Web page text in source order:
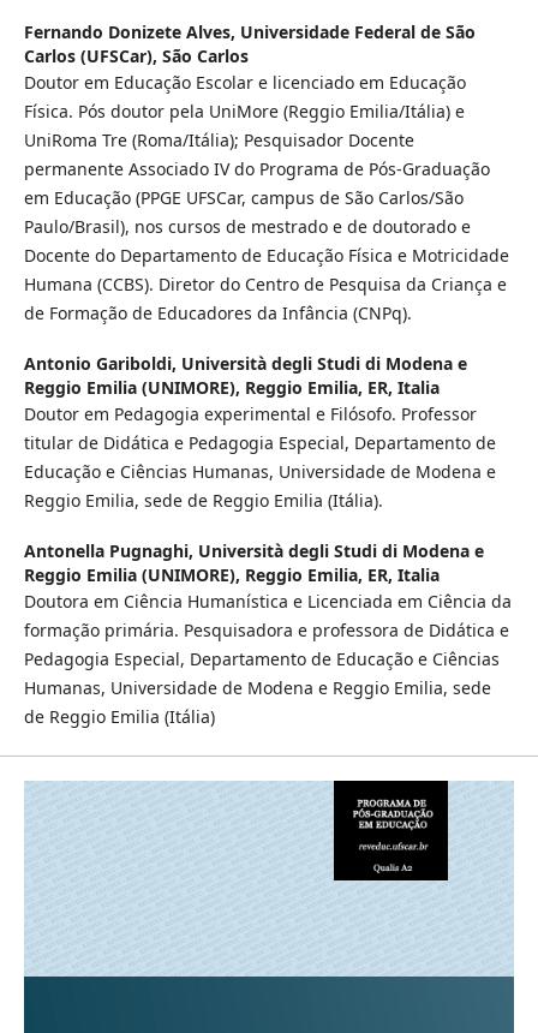
Fernando Donizete Alves, Universidade Federal de São
Carlos (UFSCar), São Carlos
Doutor em Educação Escolar e licenciado em Educação
Física. Pós doutor pela UniMore (Reggio Emilia/Itália) e
UniRoma Tre (Roma/Itália); Pesquisador Docente
permanente Associado IV do Programa de Pós-Graduação
em Educação (PPGE UFSCar, campus de São Carlos/São
Paulo/Brasil), nos cursos de mestrado e de doutorado e
Docente do Departamento de Educação Física e Motricidade
Humana (CCBS). Diretor do Centro de Pesquisa da Criança e
de Formação de Educadores da Infância (CNPq).
Antonio Gariboldi, Università degli Studi di Modena e
Reggio Emilia (UNIMORE), Reggio Emilia, ER, Italia
Doutor em Pedagogia experimental e Filósofo. Professor
titular de Didática e Pedagogia Especial, Departamento de
Educação e Ciências Humanas, Universidade de Modena e
Reggio Emilia, sede de Reggio Emilia (Itália).
Antonella Pugnaghi, Università degli Studi di Modena e
Reggio Emilia (UNIMORE), Reggio Emilia, ER, Italia
Doutora em Ciência Humanística e Licenciada em Ciência da
formação primária. Pesquisadora e professora de Didática e
Pedagogia Especial, Departamento de Educação e Ciências
Humanas, Universidade de Modena e Reggio Emilia, sede
de Reggio Emilia (Itália)